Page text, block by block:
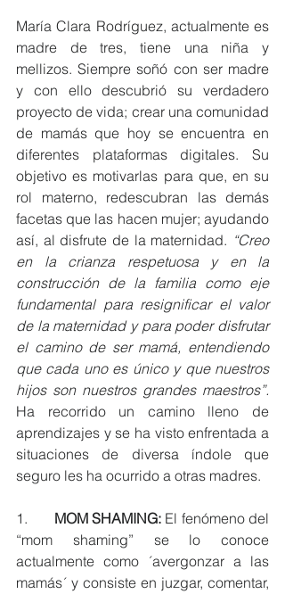
María Clara Rodríguez, actualmente es
madre de tres, tiene una niña y
mellizos. Siempre soñó con ser madre
y con ello descubrió su verdadero
proyecto de vida; crear una comunidad
de mamás que hoy se encuentra en
diferentes plataformas digitales. Su
objetivo es motivarlas para que, en su
rol materno, redescubran las demás
facetas que las hacen mujer; ayudando
así, al disfrute de la maternidad. “Creo
en la crianza respetuosa y en la
construcción de la familia como eje
fundamental para resignificar el valor
de la maternidad y para poder disfrutar
el camino de ser mamá, entendiendo
que cada uno es único y que nuestros
Ha recorrido un camino lleno de
aprendizajes y se ha visto enfrentada a
situaciones de diversa índole que
seguro les ha ocurrido a otras madres.
1. MOM SHAMING: El fenómeno del
“mom shaming” se lo conoce
actualmente como ´avergonzar a las
mamás´ y consiste en juzgar, comentar,